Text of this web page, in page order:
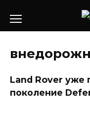
содержанию
Land Rover уже
поколение